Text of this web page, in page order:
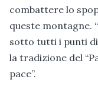
combattere lo
queste montagne.
sotto tutti i punti
la tradizione del
pace”.